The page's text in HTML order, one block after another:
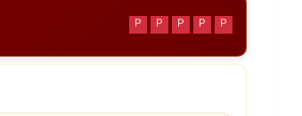
P P P P P